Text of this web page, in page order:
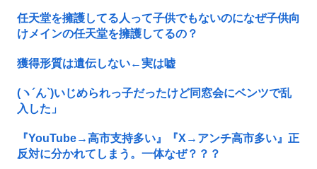
任天堂を擁護してる人って子供でもないのになぜ子供向
けメインの任天堂を擁護してるの？
獲得形質は遺伝しない←実は嘘
(ヽ´ん`)いじめられっ子だったけど同窓会にベンツで乱
入した」
『YouTube→高市支持多い』『X→アンチ高市多い』正
反対に分かれてしまう。一体なぜ？？？